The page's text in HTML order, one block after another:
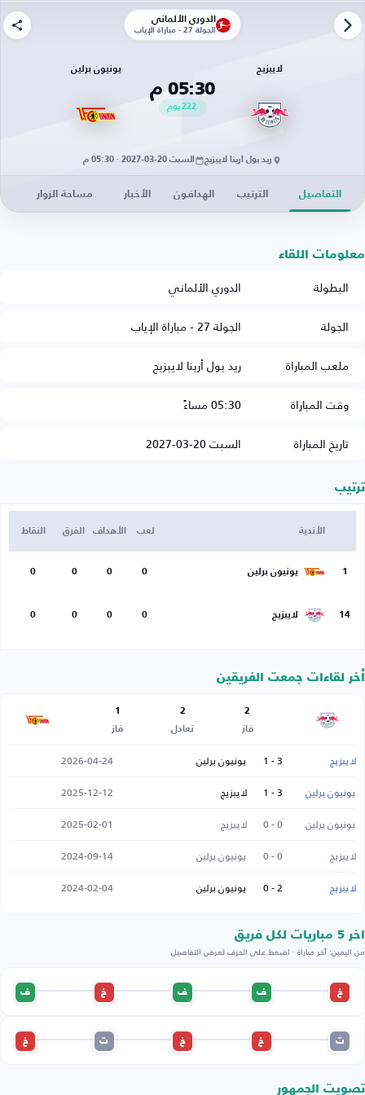
الدوري الألماني
الجولة 27 - مباراة الإياب
لايبزيج
05:30 م
222يوم
يونيون برلين
ريد بول أرينا لايبزيج السبت 20-03-2027 · 05:30 م
التفاصيل الترتيب الهدافون الأخبار مساحة الزوار
معلومات اللقاء
البطولة
الدوري الألماني
الجولة
الجولة 27 - مباراة الإياب
ملعب المباراة
ريد بول أرينا لايبزيج
وقت المباراة
05:30 مساءً
تاريخ المباراة
السبت 20-03-2027
ترتيب
الأندية لعب الأهداف الفرق النقاط
1 يونيون برلين 0
0
0
0
14 لايبزيج 0
0
0
0
أخر لقاءات جمعت الفريقين
2
فاز
2
تعادل
1
فاز
لايبزيج 3 - 1 يونيون برلين
2026-04-24
يونيون برلين
3 - 1 لايبزيج
2025-12-12
يونيون برلين
0 - 0 لايبزيج
2025-02-01
لايبزيج
0 - 0 يونيون برلين
2024-09-14
لايبزيج
2 - 0 يونيون برلين 2024-02-04
اخر 5 مباريات لكل فريق
من اليمين: آخر مباراة · اضغط على الحرف لعرض التفاصيل
خ ف ف خ ف
ت خ خ ت خ
تصويت الجمهور